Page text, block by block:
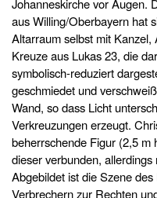
aus Willing/Oberbayern hat
Altarraum selbst mit
Kreuze aus Lukas 23, die
symbolisch-reduziert
geschmiedet und
Wand, so dass Licht
Verkreuzungen erzeugt.
beherrschende Figur (2,5 m
dieser verbunden,
Abgebildet ist die Szene
Verbrechern zur Rechten